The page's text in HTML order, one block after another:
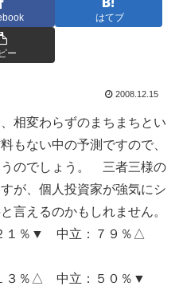
はてブ
ー
2008.12.15
相変わらずのまちまちとい
もない中の予測ですので、
うのでしょう。 三者三様の
が、個人投資家が強気にシ
言えるのかもしれません。
％▼ 中立：７９％△
３％△ 中立：５０％▼